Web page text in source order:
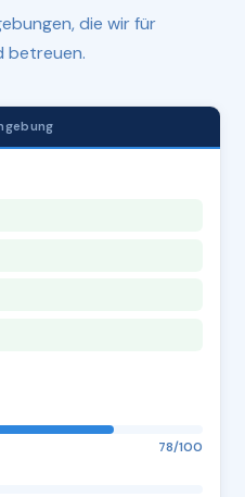
die wir für
betreuen.
78/100